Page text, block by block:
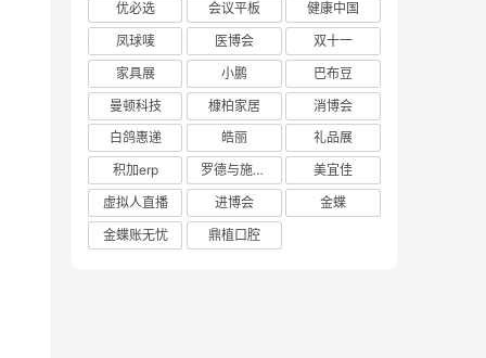
优必选
会议平板
健康中国
凤球唛
医博会
双十一
家具展
小鹏
巴布豆
曼顿科技
槺柏家居
消博会
白鸽惠递
皓丽
礼品展
积加erp
罗德与施瓦茨
美宜佳
虚拟人直播
进博会
金蝶
金蝶账无忧
鼎植口腔